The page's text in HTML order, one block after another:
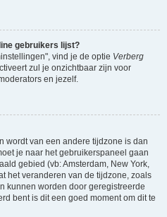
gebruikers lijst?
vind je de optie Verberg
zul je onzichtbaar zijn voor
en jezelf.
wordt van een andere tijdzone is dan
je naar het gebruikerspaneel gaan
gebied (vb: Amsterdam, New York,
het veranderen van de tijdzone, zoals
kunnen worden door geregistreerde
bent is dit een goed moment om dit te